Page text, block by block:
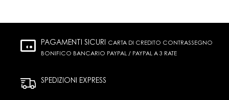
PAGAMENTI SICURI
CARTA DI CREDITO CONTRASSEGNO
BONIFICO BANCARIO PAYPAL / PAYPAL A 3 RATE
SPEDIZIONI EXPRESS